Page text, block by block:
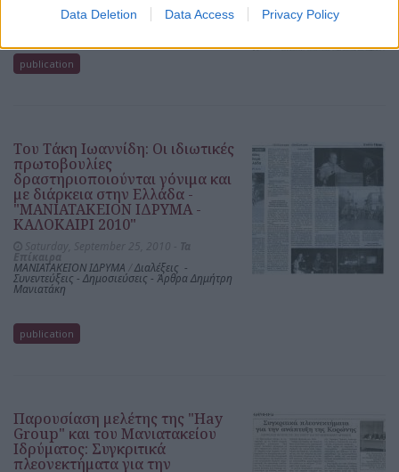
Data Deletion Data Access Privacy Policy
Συνεντεύξεις - Δημοσιεύσεις - Άρθρα Δημήτρη
Μανιατάκη
publication
Του Τάκη Ιωαννίδη: Οι ιδιωτικές
πρωτοβουλίες
δραστηριοποιούνται γόνιμα και
με διάρκεια στην Ελλάδα -
"ΜΑΝΙΑΤΑΚΕΙΟΝ ΙΔΡΥΜΑ -
ΚΑΛΟΚΑΙΡΙ 2010"
ΜΑΝΙΑΤΑΚΕΙΟΝ ΙΔΡΥΜΑ Διαλέξεις -
Συνεντεύξεις - Δημοσιεύσεις - Άρθρα Δημήτρη
Μανιατάκη
publication
Παρουσίαση μελέτης της "Hay
Group" και του Μανιατακείου
Ιδρύματος: Συγκριτικά
πλεονεκτήματα για την